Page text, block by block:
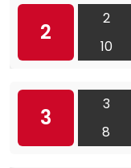
2
2
10
3
3
8